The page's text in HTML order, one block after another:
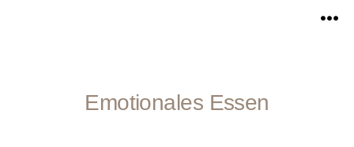
Emotionales Essen